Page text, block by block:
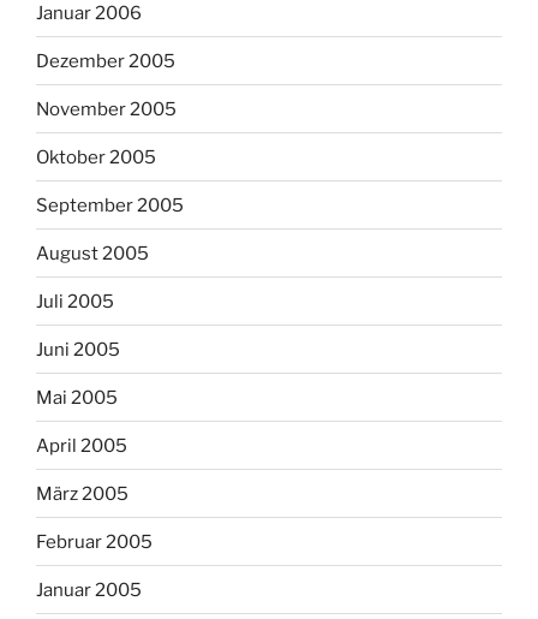
Januar 2006
Dezember 2005
November 2005
Oktober 2005
September 2005
August 2005
Juli 2005
Juni 2005
Mai 2005
April 2005
März 2005
Februar 2005
Januar 2005